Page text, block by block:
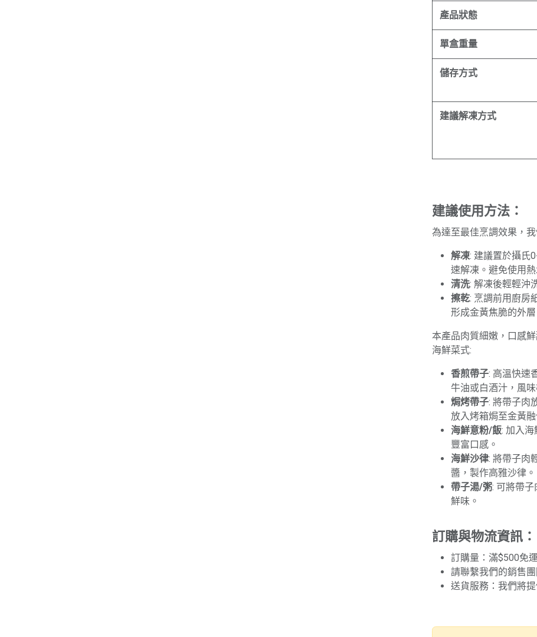
產品狀態
單盒重量
儲存方式
建議解凍方式
建議使用方法：
為達至最佳烹調效果，
解凍: 建議置於攝氏
速解凍。避免使用
清洗: 解凍後輕輕沖
擦乾: 烹調前用廚房
形成金黃焦脆的外層
本產品肉質細嫩，口感
海鮮菜式:
香煎帶子: 高溫快速
牛油或白酒汁，風味
焗烤帶子: 將帶子肉
放入烤箱焗至金黃
海鮮意粉/飯: 加入
豐富口感。
海鮮沙律: 將帶子肉
醬，製作高雅沙律。
帶子湯/粥: 可將帶
鮮味。
訂購與物流資訊：
訂購量：滿$500免
請聯繫我們的銷售
送貨服務：我們將